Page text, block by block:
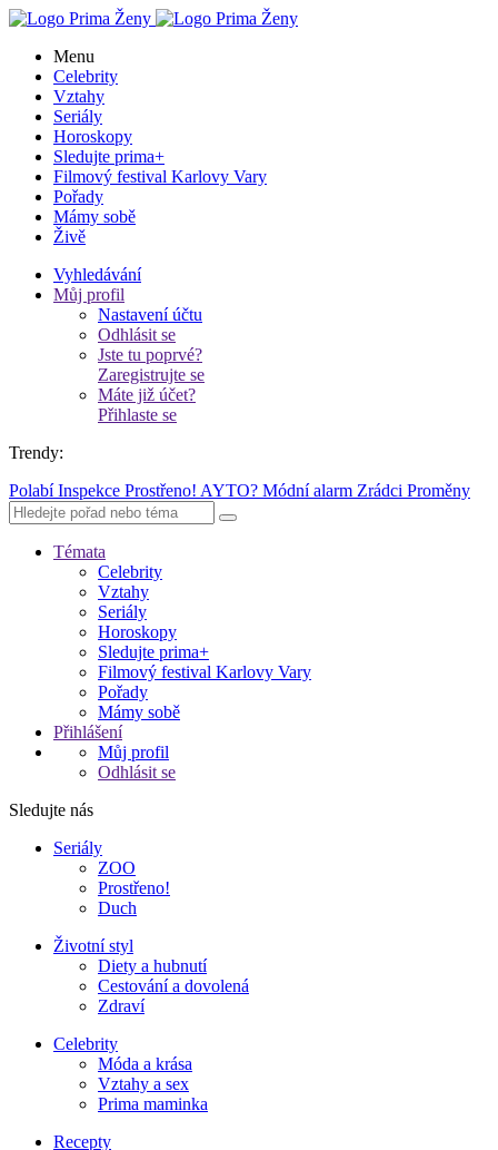
Menu
Celebrity
Vztahy
Seriály
Horoskopy
Sledujte prima+
Filmový festival Karlovy Vary
Pořady
Mámy sobě
Živě
Vyhledávání
Můj profil
Nastavení účtu
Odhlásit se
Jste tu poprvé?
Zaregistrujte se
Máte již účet?
Přihlaste se
Trendy:
Polabí Inspekce Prostřeno! AYTO? Módní alarm Zrádci Proměny
Témata
Celebrity
Vztahy
Seriály
Horoskopy
Sledujte prima+
Filmový festival Karlovy Vary
Pořady
Mámy sobě
Přihlášení
Můj profil
Odhlásit se
Sledujte nás
Seriály
ZOO
Prostřeno!
Duch
Životní styl
Diety a hubnutí
Cestování a dovolená
Zdraví
Celebrity
Móda a krása
Vztahy a sex
Prima maminka
Recepty